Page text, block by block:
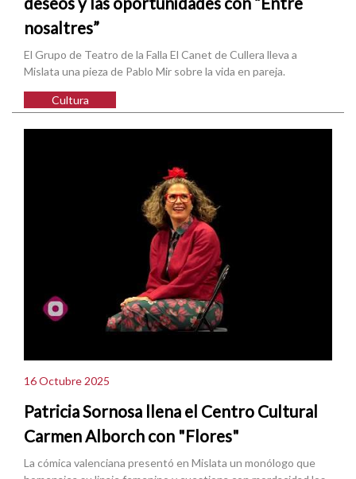
nosaltres”
El Grupo de Teatro de la Falla El Canet de Cullera lleva a
Mislata una pieza de Pablo Mir sobre la vida en pareja.
Cultura
16 Octubre 2025
Patricia Sornosa llena el Centro Cultural
Carmen Alborch con "Flores"
La cómica valenciana presentó en Mislata un monólogo que